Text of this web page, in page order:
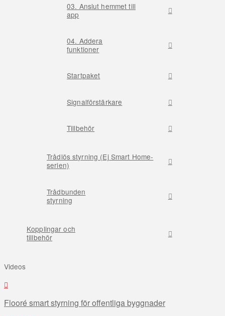
03. Anslut hemmet till
app
04. Addera
funktioner
Startpaket
Signalförstärkare
Tillbehör
Trådlös styrning (Ej Smart Home-
serien)
Trådbunden
styrning
Kopplingar och
tillbehör
Videos
Flooré smart styrning för offentliga byggnader